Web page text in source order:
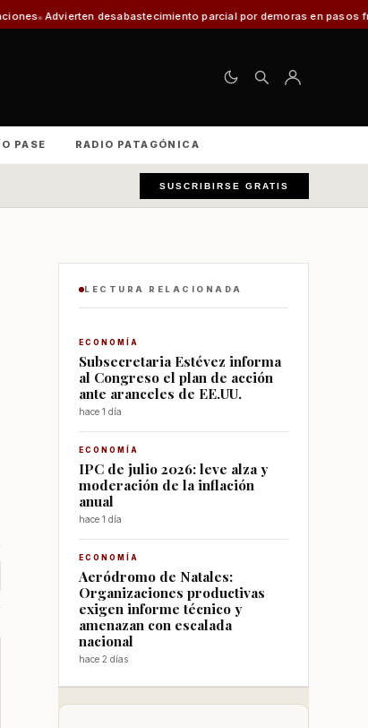
desabastecimiento parcial por demoras en pasos fronterizos y
PASE RADIO PATAGÓNICA
SUSCRIBIRSE GRATIS
LECTURA RELACIONADA
ECONOMÍA
Subsecretaria Estévez informa
al Congreso el plan de acción
ante aranceles de EE.UU.
hace 1 día
ECONOMÍA
IPC de julio 2026: leve alza y
moderación de la inflación
anual
hace 1 día
ECONOMÍA
Aeródromo de Natales:
Organizaciones productivas
exigen informe técnico y
amenazan con escalada
nacional
hace 2 días